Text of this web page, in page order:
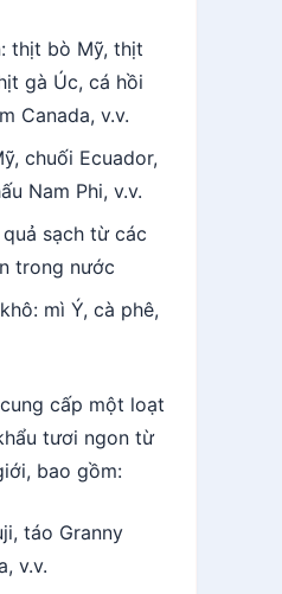
thịt bò Mỹ, thịt
gà Úc, cá hồi
Canada, v.v.
chuối Ecuador,
Nam Phi, v.v.
sạch từ các
trong nước
mì Ý, cà phê,
cấp một loạt
tươi ngon từ
bao gồm:
táo Granny
v.v.